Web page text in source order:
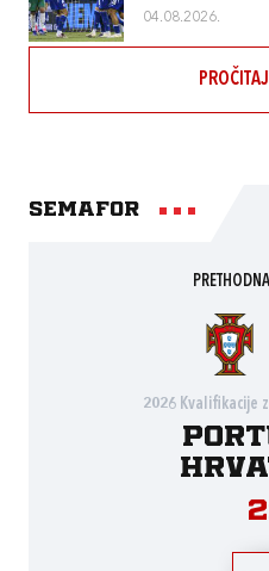
04.08.2026.
Semafor
2026 Kvalifikacije